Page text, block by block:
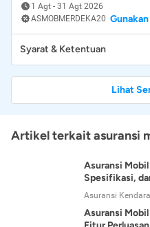
1 Agt - 31 Agt 2026
ASMOBMERDEKA20 Gunakan
Syarat & Ketentuan
Lihat
Artikel terkait asuransi
Asuransi
Spesifikasi,
Asuransi
Asuransi